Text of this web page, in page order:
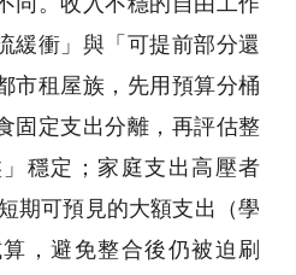
緩衝」與「可提前部分還
市租屋族，先用預算分桶
固定支出分離，再評估整
穩定；家庭支出高壓者
期可預見的大額支出（學
，避免整合後仍被迫刷